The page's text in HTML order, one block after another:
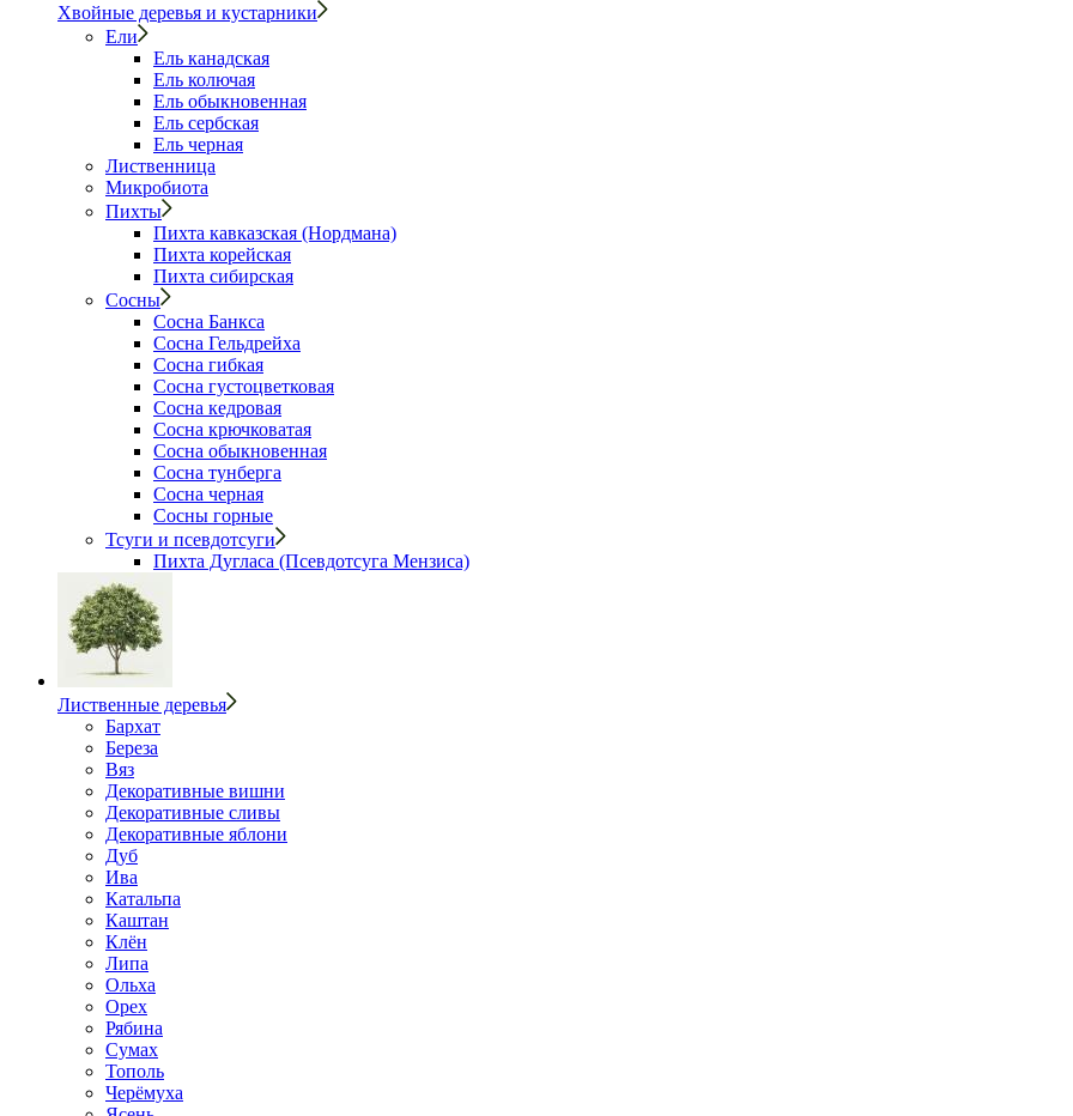
Хвойные деревья и кустарники
Ели
Ель канадская
Ель колючая
Ель обыкновенная
Ель сербская
Ель черная
Лиственница
Микробиота
Пихты
Пихта кавказская (Нордмана)
Пихта корейская
Пихта сибирская
Сосны
Сосна Банкса
Сосна Гельдрейха
Сосна гибкая
Сосна густоцветковая
Сосна кедровая
Сосна крючковатая
Сосна обыкновенная
Сосна тунберга
Сосна черная
Сосны горные
Тсуги и псевдотсуги
Пихта Дугласа (Псевдотсуга Мензиса)
Лиственные деревья
Бархат
Береза
Вяз
Декоративные вишни
Декоративные сливы
Декоративные яблони
Дуб
Ива
Катальпа
Каштан
Клён
Липа
Ольха
Орех
Рябина
Сумах
Тополь
Черёмуха